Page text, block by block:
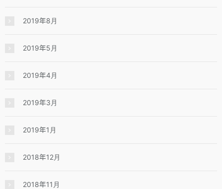
2019年8月
2019年5月
2019年4月
2019年3月
2019年1月
2018年12月
2018年11月